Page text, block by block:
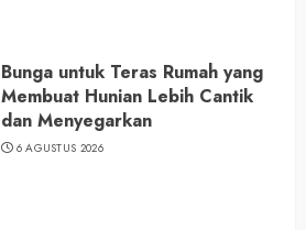
Bunga untuk Teras Rumah yang
Membuat Hunian Lebih Cantik
dan Menyegarkan
6 AGUSTUS 2026